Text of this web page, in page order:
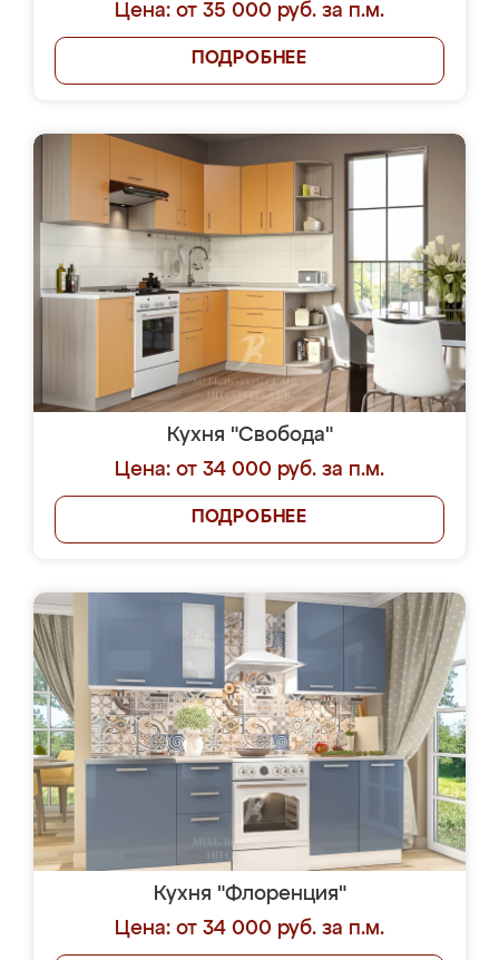
Цена: от 35 000 руб. за п.м.
ПОДРОБНЕЕ
Кухня "Свобода"
Цена: от 34 000 руб. за п.м.
ПОДРОБНЕЕ
Кухня "Флоренция"
Цена: от 34 000 руб. за п.м.